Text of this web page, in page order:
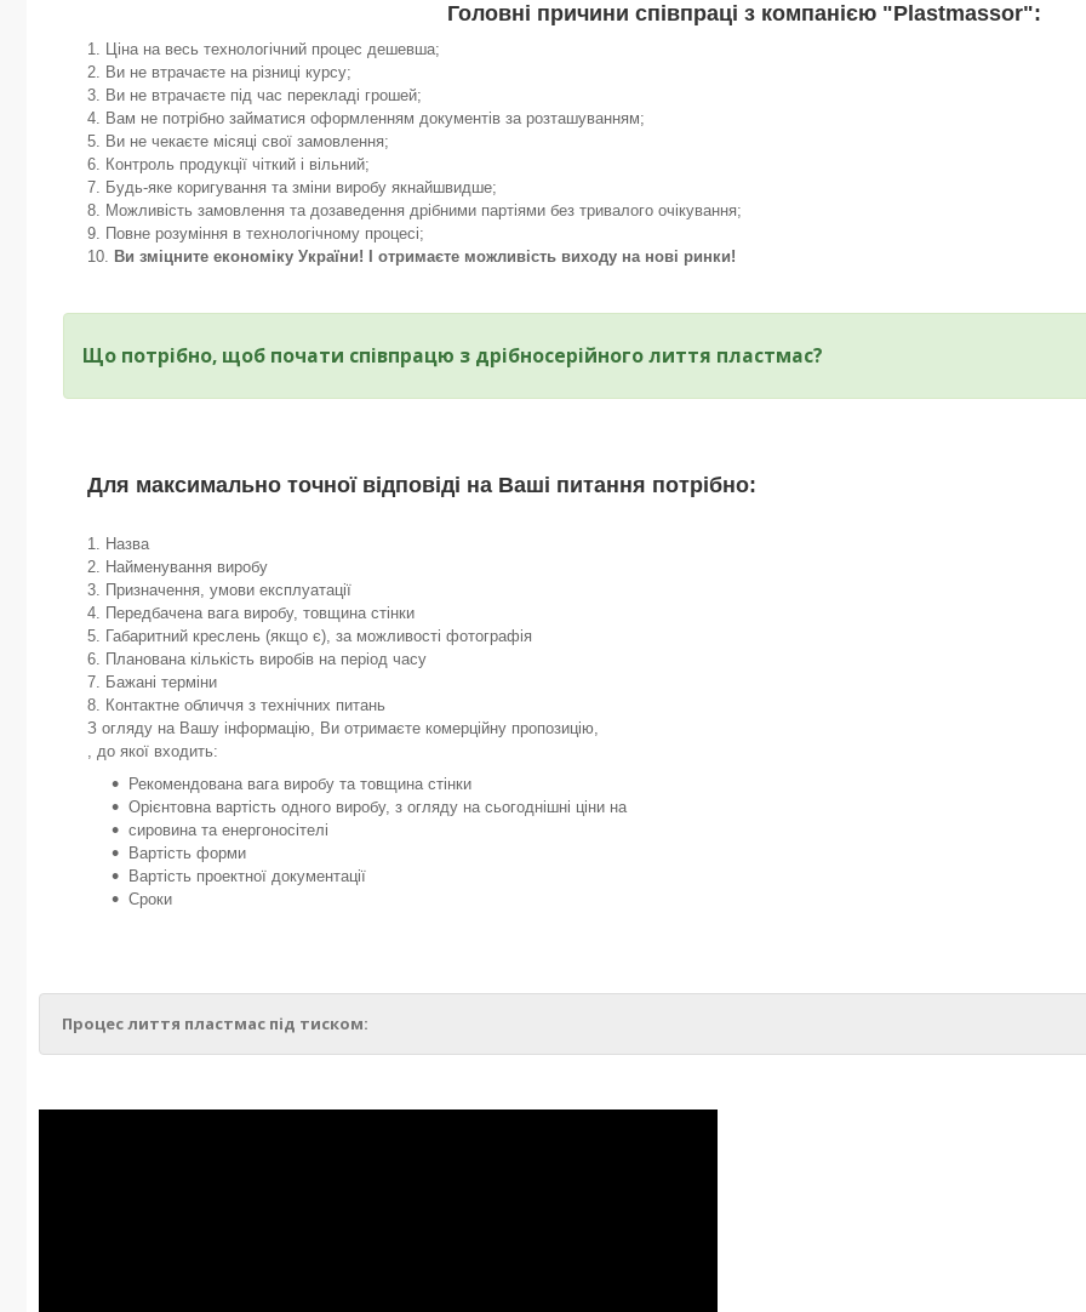
Головні причини співпраці з компанією "Plastmassor":
Ціна на весь технологічний процес дешевша;
Ви не втрачаєте на різниці курсу;
Ви не втрачаєте під час перекладі грошей;
Вам не потрібно займатися оформленням документів за розташуванням;
Ви не чекаєте місяці свої замовлення;
Контроль продукції чіткий і вільний;
Будь-яке коригування та зміни виробу якнайшвидше;
Можливість замовлення та дозаведення дрібними партіями без тривалого очікування;
Повне розуміння в технологічному процесі;
Ви зміцните економіку України! І отримаєте можливість виходу на нові ринки!
Що потрібно, щоб почати співпрацю з дрібносерійного лиття пластмас?
Для максимально точної відповіді на Ваші питання потрібно:
1. Назва
2. Найменування виробу
3. Призначення, умови експлуатації
4. Передбачена вага виробу, товщина стінки
5. Габаритний креслень (якщо є), за можливості фотографія
6. Планована кількість виробів на період часу
7. Бажані терміни
8. Контактне обличчя з технічних питань
З огляду на Вашу інформацію, Ви отримаєте комерційну пропозицію,
, до якої входить:
Рекомендована вага виробу та товщина стінки
Орієнтовна вартість одного виробу, з огляду на сьогоднішні ціни на
сировина та енергоносітелі
Вартість форми
Вартість проектної документації
Сроки
Процес лиття пластмас під тиском: